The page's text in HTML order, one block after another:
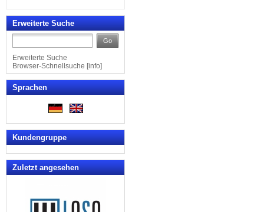
Erweiterte Suche
Go
Erweiterte Suche
Browser-Schnellsuche [info]
Sprachen
Kundengruppe
Zuletzt angesehen